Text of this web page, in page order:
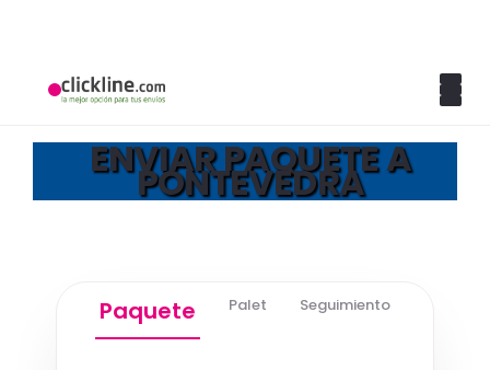
ENVIAR PAQUETE A
PONTEVEDRA
Paquete Palet Seguimiento